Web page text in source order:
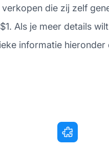
die zij zelf
Als je meer details
informatie